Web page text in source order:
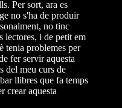
Per sort, ara es
no s'ha de produir
no tinc
lectores, i de petit em
tenia problemes per
fer servir aquesta
del meu curs de
llibres que fa temps
crear aquesta